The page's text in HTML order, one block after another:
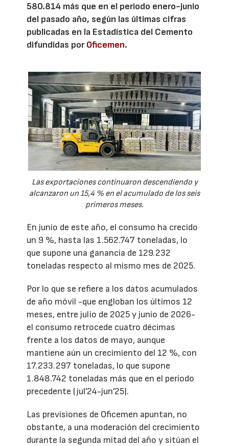
580.814 más que en el periodo enero-junio
del pasado año, según las últimas cifras
publicadas en la Estadística del Cemento
difundidas porOficemen.
Las exportaciones continuaron descendiendo y
alcanzaron un 15,4 % en el acumulado de los seis
primeros meses.
En junio de este año, el consumo ha crecido
un 9 %, hasta las 1.562.747 toneladas, lo
que supone una ganancia de 129.232
toneladas respecto al mismo mes de 2025.
Por lo que se refiere a los datos acumulados
de año móvil -que engloban los últimos 12
meses, entre julio de 2025 y junio de 2026-
el consumo retrocede cuatro décimas
frente a los datos de mayo, aunque
mantiene aún un crecimiento del 12 %, con
17.233.297 toneladas, lo que supone
1.848.742 toneladas más que en el período
precedente (jul’24-jun’25).
Las previsiones de Oficemen apuntan, no
obstante, a una moderación del crecimiento
durante la segunda mitad del año y sitúan el